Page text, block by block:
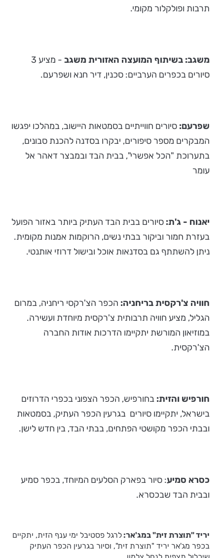
תרבות ופולקלור מקומי.
משגב: בשיתוף המועצה האזורית משגב
- מציע 3
סיורים בכפרים הערביים: סכנין, דיר חנא ושפרעם.
שפרעם: סיורים חווייתיים בסמטאות היישוב, במהלכו יפגשו
המבקרים מספר סיפורים, יבקרו בסדנה להכנת סבונים,
בתערוכת "הכל אפשרי", בבית הבד ובמבצר דאהר אל
עומר
יאנוח - ג'ת: סיורים בבית הבד העתיק ביותר באזור הפועל
בעזרת חמור וביקור בבתי נשים, הרוקמות אמנות מקומית.
ניתן להשתתף גם בסדנאות אוכל ובישול דרוזי אותנטי.
חוויה צ'רקסית בריחניה: הכפר הצ'רקסי ריחניה, במרום
הגליל, מציע חוויה תרבותית צ'רקסית מיוחדת ועשירה.
במוזיאון המורשת יתקיימו הדרכות אודות החברה
הצ'רקסית.
חורפיש והזית: בחורפיש, הכפר הצפוני בכפרי הדרוזים
בישראל, יתקיימו סיורים בגרעין הכפר העתיק, בסמטאות
ובבתי הכפר מקושטי הפתחים, בבתי הבד, בין חדש לישן.
כסרא סמיע: סיור בפארק הסלעים המיוחד, בכפר סמיע
ובבית הבד שבכסרא.
יריד "תוצרת זית" במג'אר: לרגל פסטיבל ימי ענף הזית, יתקיים
בכפר מג'אר יריד "תוצרת זית", וסיור בגרעין הכפר העתיק